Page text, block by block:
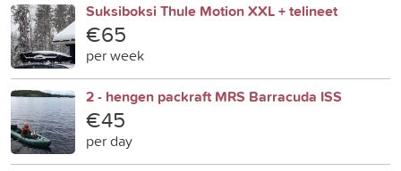
Suksiboksi Thule Motion XXL + telineet
€65
per week
2 - hengen packraft MRS Barracuda ISS
€45
per day